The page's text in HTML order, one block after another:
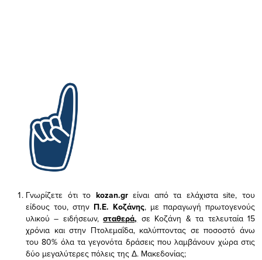
Γνωρίζετε ότι το kozan.gr είναι από τα ελάχισταsite, του
είδους του, στην Π.Ε. Κοζάνης, με παραγωγή πρωτογενούς
υλικού – ειδήσεων,σταθερά, σε Κοζάνη & τα τελευταία 15
χρόνια και στην Πτολεμαΐδα, καλύπτοντας σε ποσοστό άνω
του 80% όλα τα γεγονότα δράσεις που λαμβάνουν χώρα στις
δύο μεγαλύτερες πόλεις της Δ. Μακεδονίας;